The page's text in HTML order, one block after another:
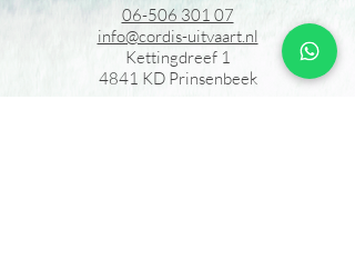
06-506 301 07
info@cordis-uitvaart.nl
Kettingdreef 1
4841 KD Prinsenbeek